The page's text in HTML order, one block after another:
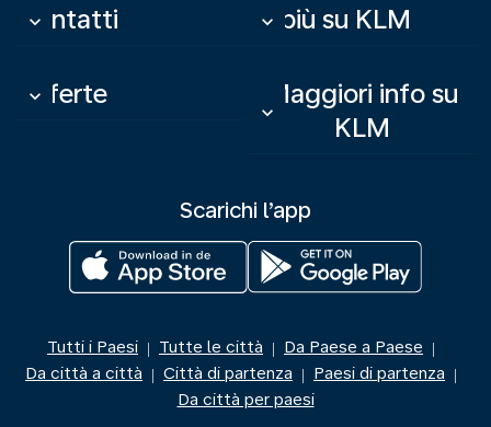
Contatti
keyboard_arrow_down Di più su KLM
keyboard_arrow_down
Offerte
keyboard_arrow_down
Maggiori info su
KLM
keyboard_arrow_down
Scarichi l’app
Tutti i Paesi | Tutte le città | Da Paese a Paese |
Da città a città | Città di partenza | Paesi di partenza |
Da città per paesi